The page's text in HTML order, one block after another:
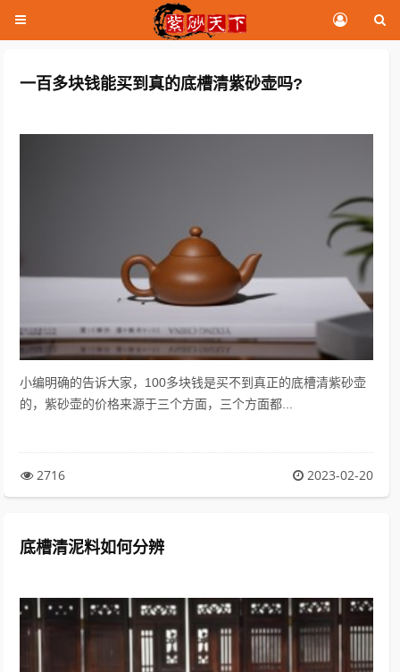
一百多块钱能买到真的底槽清紫砂壶吗?
小编明确的告诉大家，100多块钱是买不到真正的底槽清紫砂壶
的，紫砂壶的价格来源于三个方面，三个方面都...
2716 2023-02-20
底槽清泥料如何分辨